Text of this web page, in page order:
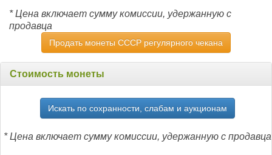
* Цена включает сумму комиссии, удержанную с
продавца
Продать монеты СССР регулярного чекана
Стоимость монеты
Искать по сохранности, слабам и аукционам
* Цена включает сумму комиссии, удержанную с продавца